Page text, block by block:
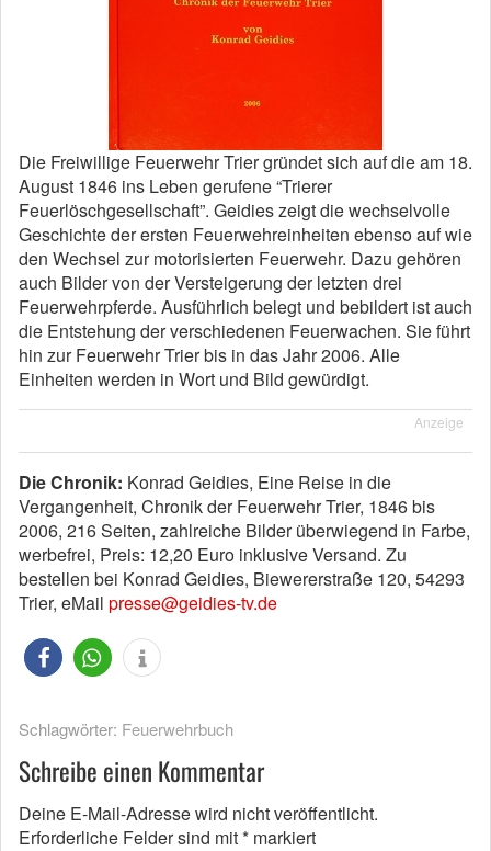
Die Freiwillige Feuerwehr Trier gründet sich auf die am 18.
August 1846 ins Leben gerufene “Trierer
Feuerlöschgesellschaft”. Geidies zeigt die wechselvolle
Geschichte der ersten Feuerwehreinheiten ebenso auf wie
den Wechsel zur motorisierten Feuerwehr. Dazu gehören
auch Bilder von der Versteigerung der letzten drei
Feuerwehrpferde. Ausführlich belegt und bebildert ist auch
die Entstehung der verschiedenen Feuerwachen. Sie führt
hin zur Feuerwehr Trier bis in das Jahr 2006. Alle
Einheiten werden in Wort und Bild gewürdigt.
Anzeige
Die Chronik: Konrad Geidies, Eine Reise in die
Vergangenheit, Chronik der Feuerwehr Trier, 1846 bis
2006, 216 Seiten, zahlreiche Bilder überwiegend in Farbe,
werbefrei, Preis: 12,20 Euro inklusive Versand. Zu
bestellen bei Konrad Geidies, Biewererstraße 120, 54293
Trier, eMail presse@geidies-tv.de
Schlagwörter: Feuerwehrbuch
Schreibe einen Kommentar
Deine E-Mail-Adresse wird nicht veröffentlicht.
Erforderliche Felder sind mit* markiert